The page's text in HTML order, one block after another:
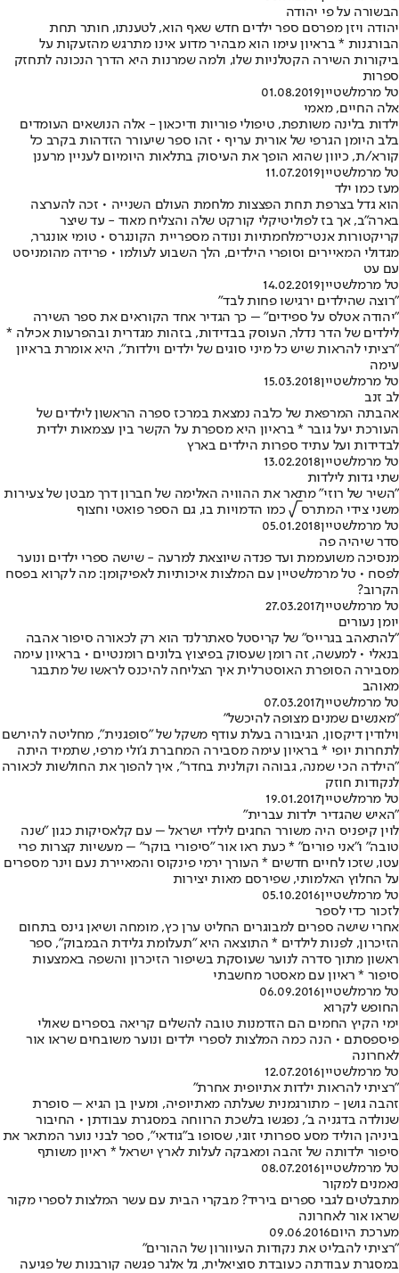
הבשורה על פי יהודה
יהודה ויזן מפרסם ספר ילדים חדש שאף הוא, לטענתו, חותר תחת
הבורגנות * בראיון עימו הוא מבהיר מדוע אינו מתרגש מהזעקות על
ביקורות השירה הקטלניות שלו, ולמה שמרנות היא הדרך הנכונה לתחזק
ספרות
טל מרמלשטיין01.08.2019
אלה החיים, מאמי
ילדות בלינה משותפת, טיפולי פוריות ודיכאון - אלה הנושאים העומדים
בלב היומן הגרפי של אורית עריף • זהו ספר שיעורר הזדהות בקרב כל
קורא/ת, כיוון שהוא הופך את העיסוק בתלאות היומיום לעניין מרענן
טל מרמלשטיין11.07.2019
מעז כמו ילד
הוא גדל בצרפת תחת הפצצות מלחמת העולם השנייה • זכה להערצה
בארה"ב, אך בז לפוליטיקלי קורקט שלה והצליח מאוד - עד שיצר
קריקטורות אנטי־מלחמתיות ונודה מספריית הקונגרס • טומי אונגרר,
מגדולי המאיירים וסופרי הילדים, הלך השבוע לעולמו • פרידה מהומניסט
עם עט
טל מרמלשטיין14.02.2019
"רוצה שהילדים ירגישו פחות לבד"
"יהודה אטלס על ספידים" – כך הגדיר אחד הקוראים את ספר השירה
לילדים של הדר נדלר, העוסק בבדידות, בזהות מגדרית ובהפרעות אכילה *
"רציתי להראות שיש כל מיני סוגים של ילדים וילדות", היא אומרת בראיון
עימה
טל מרמלשטיין15.03.2018
לב זנב
אהבתה המרפאת של כלבה נמצאת במרכז ספרה הראשון לילדים של
העורכת יעל גובר * בראיון היא מספרת על הקשר בין עצמאות ילדית
לבדידות ועל עתיד ספרות הילדים בארץ
טל מרמלשטיין13.02.2018
שתי גדות לילדות
"השיר של רוזי" מתאר את ההוויה האלימה של חברון דרך מבטן של צעירות
משני צידי המתרס √ כמו הדמויות בו, גם הספר פואטי וחצוף
טל מרמלשטיין05.01.2018
סדר שיהיה פה
מנסיכה משועממת ועד פנדה שיוצאת למרעה - שישה ספרי ילדים ונוער
לפסח • טל מרמלשטיין עם המלצות איכותיות לאפיקומן: מה לקרוא בפסח
הקרוב?
טל מרמלשטיין27.03.2017
יומן נעורים
"להתאהב בגרייס" של קריסטל סאתרלנד הוא רק לכאורה סיפור אהבה
בנאלי • למעשה, זה רומן שעסוק בפיצוץ בלונים רומנטיים • בראיון עימה
מסבירה הסופרת האוסטרלית איך הצליחה להיכנס לראשו של מתבגר
מאוהב
טל מרמלשטיין07.03.2017
"מאנשים שמנים מצופה להיכשל"
וילודין דיקסון, הגיבורה בעלת עודף משקל של "סופגנית", מחליטה להירשם
לתחרות יופי * בראיון עימה מסבירה המחברת ג'ולי מרפי, שתמיד היתה
"הילדה הכי שמנה, גבוהה וקולנית בחדר", איך להפוך את החולשות לכאורה
לנקודות חוזק
טל מרמלשטיין19.01.2017
"האיש שהגדיר ילדות עברית"
לוין קיפניס היה משורר החגים לילדי ישראל – עם קלאסיקות כגון "שנה
טובה" ו"אני פורים" * כעת ראו אור "סיפורי בוקר" – מעשיות קצרות פרי
עטו, שזכו לחיים חדשים * העורך ירמי פינקוס והמאיירת נעם וינר מספרים
על החלוץ האלמותי, שפירסם מאות יצירות
טל מרמלשטיין05.10.2016
לזכור כדי לספר
אחרי שישה ספרים למבוגרים החליט ערן כץ, מומחה ושיאן גינס בתחום
הזיכרון, לפנות לילדים * התוצאה היא "תעלומת גלידת הבמבוק", ספר
ראשון מתוך סדרה לנוער שעוסקת בשיפור הזיכרון והשפה באמצעות
סיפור * ראיון עם מאסטר מחשבתי
טל מרמלשטיין06.09.2016
החופש לקרוא
ימי הקיץ החמים הם הזדמנות טובה להשלים קריאה בספרים שאולי
פיספסתם • הנה כמה המלצות לספרי ילדים ונוער משובחים שראו אור
לאחרונה
טל מרמלשטיין12.07.2016
"רציתי להראות ילדות אתיופית אחרת"
זהבה גושן - מתורגמנית שעלתה מאתיופיה, ומעין בן הגיא – סופרת
שנולדה בדגניה ב', נפגשו בלשכת הרווחה במסגרת עבודתן • החיבור
ביניהן הוליד מסע ספרותי זוגי, שסופו ב"גודאי", ספר לבני נוער המתאר את
סיפור ילדותה של זהבה ומאבקה לעלות לארץ ישראל * ראיון משותף
טל מרמלשטיין08.07.2016
נאמנים למקור
מתבלטים לגבי ספרים ביריד? מבקרי הבית עם עשר המלצות לספרי מקור
שראו אור לאחרונה
מערכת היום09.06.2016
"רציתי להבליט את נקודות העיוורון של ההורים"
במסגרת עבודתה כעובדת סוציאלית, גל אלגר פגשה קורבנות של פגיעה